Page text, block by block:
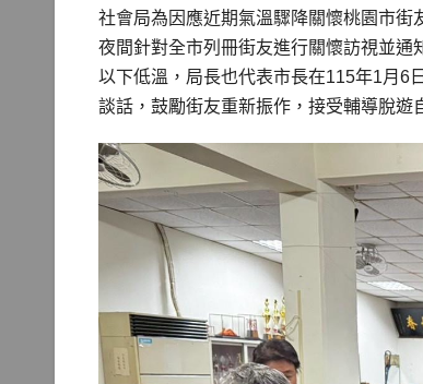
社會局為因應近期氣溫驟降關懷桃園市
夜間針對全市列冊街友進行關懷訪視並
以下低溫，局長也代表市長在115年1月6
談話，鼓勵街友重新振作，接受輔導脫遊